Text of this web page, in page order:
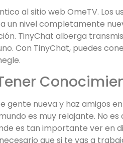
al sitio web OmeTV.
nivel completamente
TinyChat alberga
Con TinyChat, puedes
gente nueva y haz amigos
es muy relajante. No
es tan importante ver en
que si te vas a